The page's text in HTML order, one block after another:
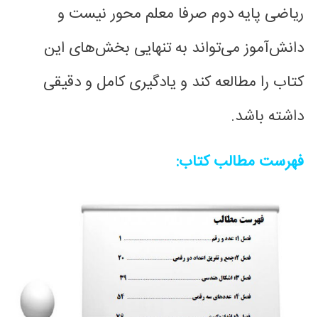
ریاضی پایه دوم صرفا معلم محور نیست و
دانش‌آموز می‌تواند به تنهایی بخش‌های این
کتاب را مطالعه کند و یادگیری کامل و دقیقی
داشته باشد.
فهرست مطالب کتاب: